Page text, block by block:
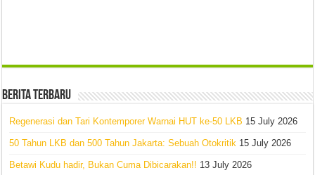
Berita Terbaru
Regenerasi dan Tari Kontemporer Warnai HUT ke-50 LKB 15 July 2026
50 Tahun LKB dan 500 Tahun Jakarta: Sebuah Otokritik 15 July 2026
Betawi Kudu hadir, Bukan Cuma Dibicarakan!! 13 July 2026